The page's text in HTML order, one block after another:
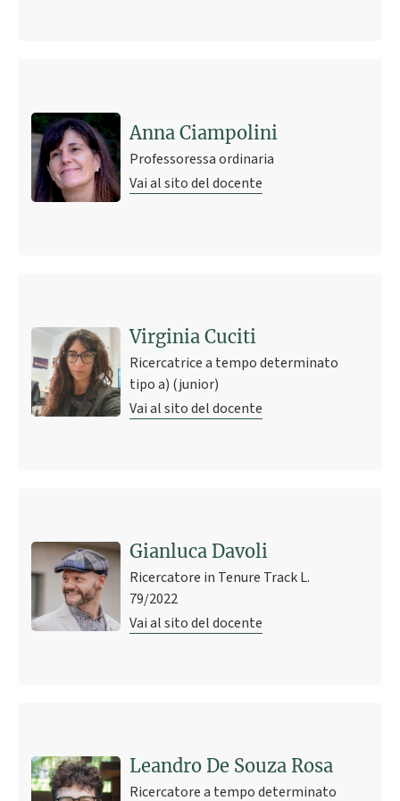
Anna Ciampolini
Professoressa ordinaria
Vai al sito del docente
Virginia Cuciti
Ricercatrice a tempo determinato
tipo a) (junior)
Vai al sito del docente
Gianluca Davoli
Ricercatore in Tenure Track L.
79/2022
Vai al sito del docente
Leandro De Souza Rosa
Ricercatore a tempo determinato